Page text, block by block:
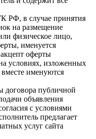
РФ, в случае принятия
на размещение
физическое лицо,
именуется
оферты
условиях, изложенных
именуются
договора публичной
объявления
с условиями
предлагает
услуг сайта